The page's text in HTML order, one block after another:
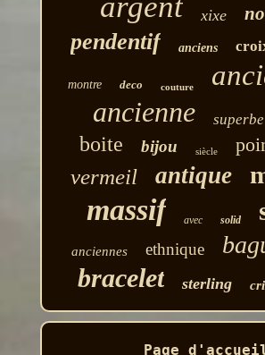
argent xixe
pendentif anciens
montre deco couture
ancienne superbe
boite bijou siècle
vermeil antique
massif avec solid
anciennes ethnique
bracelet sterling
Page